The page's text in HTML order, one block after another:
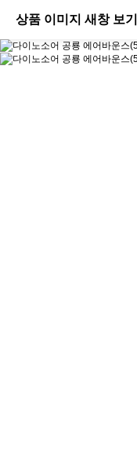
상품 이미지 새창 보기